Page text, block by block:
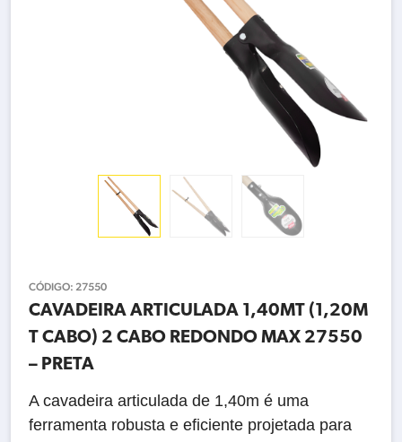
CÓDIGO: 27550
CAVADEIRA ARTICULADA 1,40MT (1,20M
T CABO) 2 CABO REDONDO MAX 27550
– PRETA
A cavadeira articulada de 1,40m é uma
ferramenta robusta e eficiente projetada para